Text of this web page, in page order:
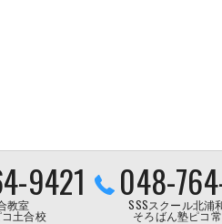
9421
教室
土合校
048-
SSSスクール北浦
そろばん塾ピコ